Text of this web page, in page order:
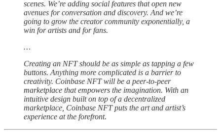
scenes. We’re adding social features that open new
avenues for conversation and discovery. And we’re
going to grow the creator community exponentially, a
win for artists and for fans.
…
Creating an NFT should be as simple as tapping a few
buttons. Anything more complicated is a barrier to
creativity. Coinbase NFT will be a peer-to-peer
marketplace that empowers the imagination. With an
intuitive design built on top of a decentralized
marketplace, Coinbase NFT puts the art and artist’s
experience at the forefront.